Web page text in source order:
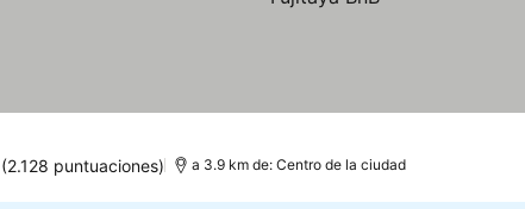
(2.128 puntuaciones) a 3.9 km de: Centro de la ciudad